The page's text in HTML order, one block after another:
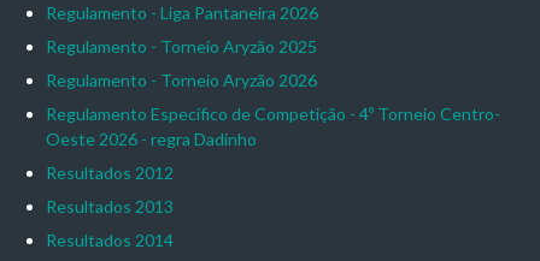
Regulamento - Liga Pantaneira 2026
Regulamento - Torneio Aryzão 2025
Regulamento - Torneio Aryzão 2026
Regulamento Específico de Competição - 4º Torneio Centro-
Oeste 2026 - regra Dadinho
Resultados 2012
Resultados 2013
Resultados 2014